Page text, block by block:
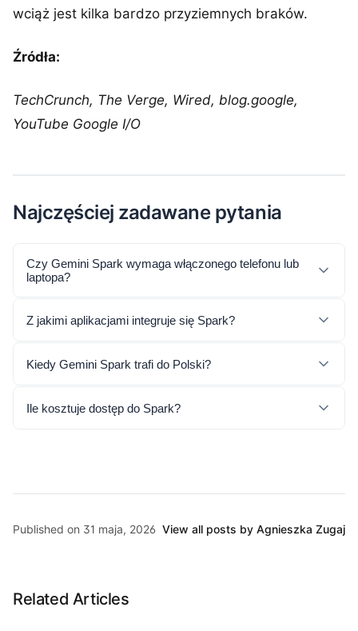
wciąż jest kilka bardzo przyziemnych braków.
Źródła:
TechCrunch, The Verge, Wired, blog.google,
YouTube Google I/O
Najczęściej zadawane pytania
Czy Gemini Spark wymaga włączonego telefonu lub
laptopa?
Z jakimi aplikacjami integruje się Spark?
Kiedy Gemini Spark trafi do Polski?
Ile kosztuje dostęp do Spark?
Published on 31 maja, 2026 View all posts by Agnieszka Zugaj
Related Articles